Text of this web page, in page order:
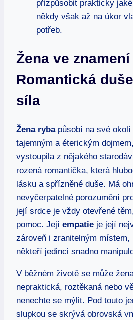
přizpůsobit prakticky
někdy však až na úkor
potřeb.
Žena ve
Romantická
síla
Žena rybapůsobí na své okolí
tajemným a éterickým
vystoupila z nějakého
rozená romantička, která
lásku a spřízněné duše. Má
nevyčerpatelné porozumění
její srdce je vždy otevřené
pomoc. Její empatie je její
zároveň i zranitelným místem,
někteří jedinci snadno
V běžném životě se může
nepraktická, roztěkaná nebo
nenechte se mýlit. Pod touto
slupkou se skrývá obrovská